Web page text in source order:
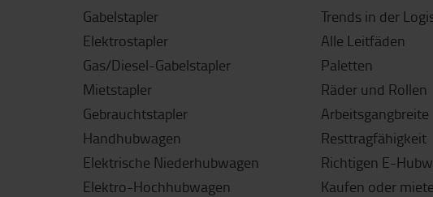
Gabelstapler
Elektrostapler
Gas/Diesel-Gabelstapler
Mietstapler
Gebrauchtstapler
Handhubwagen
Elektrische Niederhubwagen
Elektro-Hochhubwagen
Trends in der
Alle Leitfäden
Paletten
Räder und Rollen
Arbeitsgangbreite
Resttragfähigkeit
Richtigen E-
Kaufen oder